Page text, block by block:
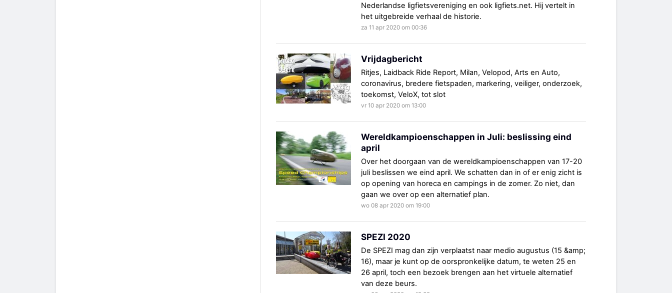
Nederlandse ligfietsvereniging en ook ligfiets.net. Hij vertelt in
het uitgebreide verhaal de historie.
za 11 apr 2020 om 00:36
Vrijdagbericht
Ritjes, Laidback Ride Report, Milan, Velopod, Arts en Auto,
coronavirus, bredere fietspaden, markering, veiliger, onderzoek,
toekomst, VeloX, tot slot
vr 10 apr 2020 om 13:00
Wereldkampioenschappen in Juli: beslissing eind
april
Over het doorgaan van de wereldkampioenschappen van 17-20
juli beslissen we eind april. We schatten dan in of er enig zicht is
op opening van horeca en campings in de zomer. Zo niet, dan
gaan we over op een alternatief plan.
wo 08 apr 2020 om 19:00
SPEZI 2020
De SPEZI mag dan zijn verplaatst naar medio augustus (15 &amp;
16), maar je kunt op de oorspronkelijke datum, te weten 25 en
26 april, toch een bezoek brengen aan het virtuele alternatief
van deze beurs.